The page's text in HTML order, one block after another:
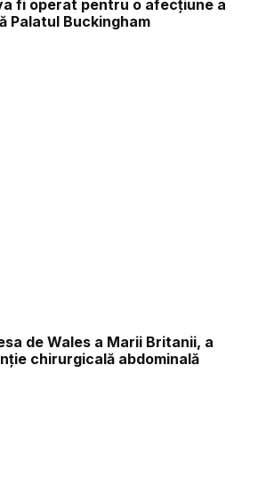
fi operat pentru o afecțiune a
Palatul Buckingham
de Wales a Marii Britanii, a
chirurgicală abdominală